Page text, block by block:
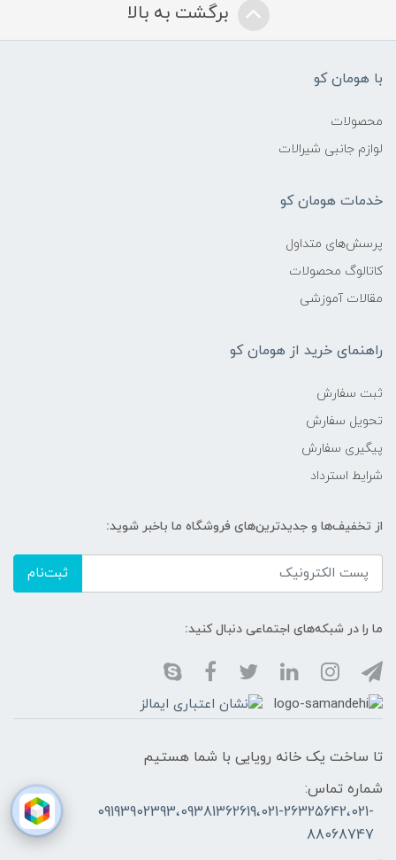
برگشت به بالا
با هومان کو
محصولات
لوازم جانبی شیرالات
خدمات هومان کو
پرسش‌های متداول
کاتالوگ محصولات
مقالات آموزشی
راهنمای خرید از هومان کو
ثبت سفارش
تحویل سفارش
پیگیری سفارش
شرایط استرداد
از تخفیف‌ها و جدیدترین‌های فروشگاه ما باخبر شوید:
ثبت‌نام
ما را در شبکه‌های اجتماعی دنبال کنید:
تا ساخت یک خانه رویایی با شما هستیم
شماره تماس:
09193902393،09381362619،021-26325642،021-
88068747